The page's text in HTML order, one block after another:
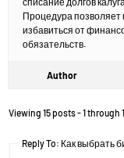
Процедура позволяет
избавиться от
обязательств.
Author
Viewing 15 posts - 1 through
Reply To: Как выбрать